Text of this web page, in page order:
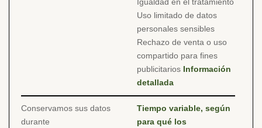
Igualdad en el tratamiento
Uso limitado de datos
personales sensibles
Rechazo de venta o uso
compartido para fines
publicitarios Información
detallada
Conservamos sus datos
durante
Tiempo variable, según
para qué los